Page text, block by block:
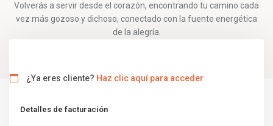
Volverás a servir desde el corazón, encontrando tu camino cada
vez más gozoso y dichoso, conectado con la fuente energética
de la alegría.
¿Ya eres cliente? Haz clic aquí para acceder
Detalles de facturación